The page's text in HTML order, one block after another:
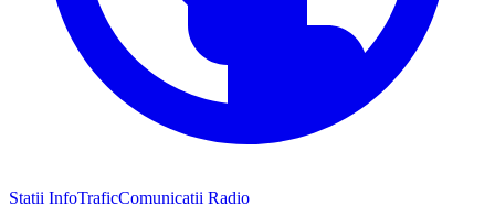
Stații InfoTraficComunicații Radio